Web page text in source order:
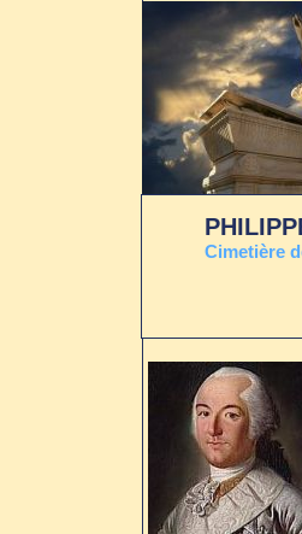
Cimetière
au 22 juin